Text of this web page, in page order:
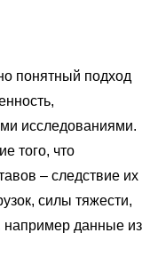
понятный подход
исследованиями.
того, что
– следствие их
силы тяжести,
например данные из